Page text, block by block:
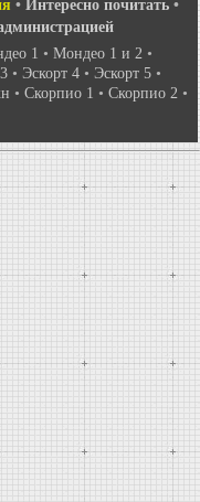
• Интересно почитать •
1 • Мондео 1 и 2 •
• Эскорт 4 • Эскорт 5 •
• Скорпио 1 • Скорпио 2 •